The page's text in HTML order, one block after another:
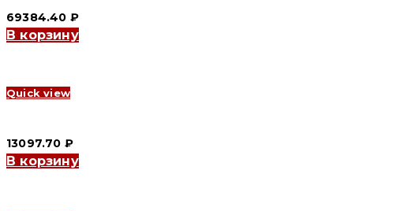
69384.40 ₽
В корзину
Quick view
13097.70 ₽
В корзину